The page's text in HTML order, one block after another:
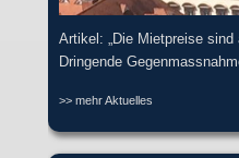
Artikel: „Die Mietpreise sind
Dringende
>> mehr Aktuelles